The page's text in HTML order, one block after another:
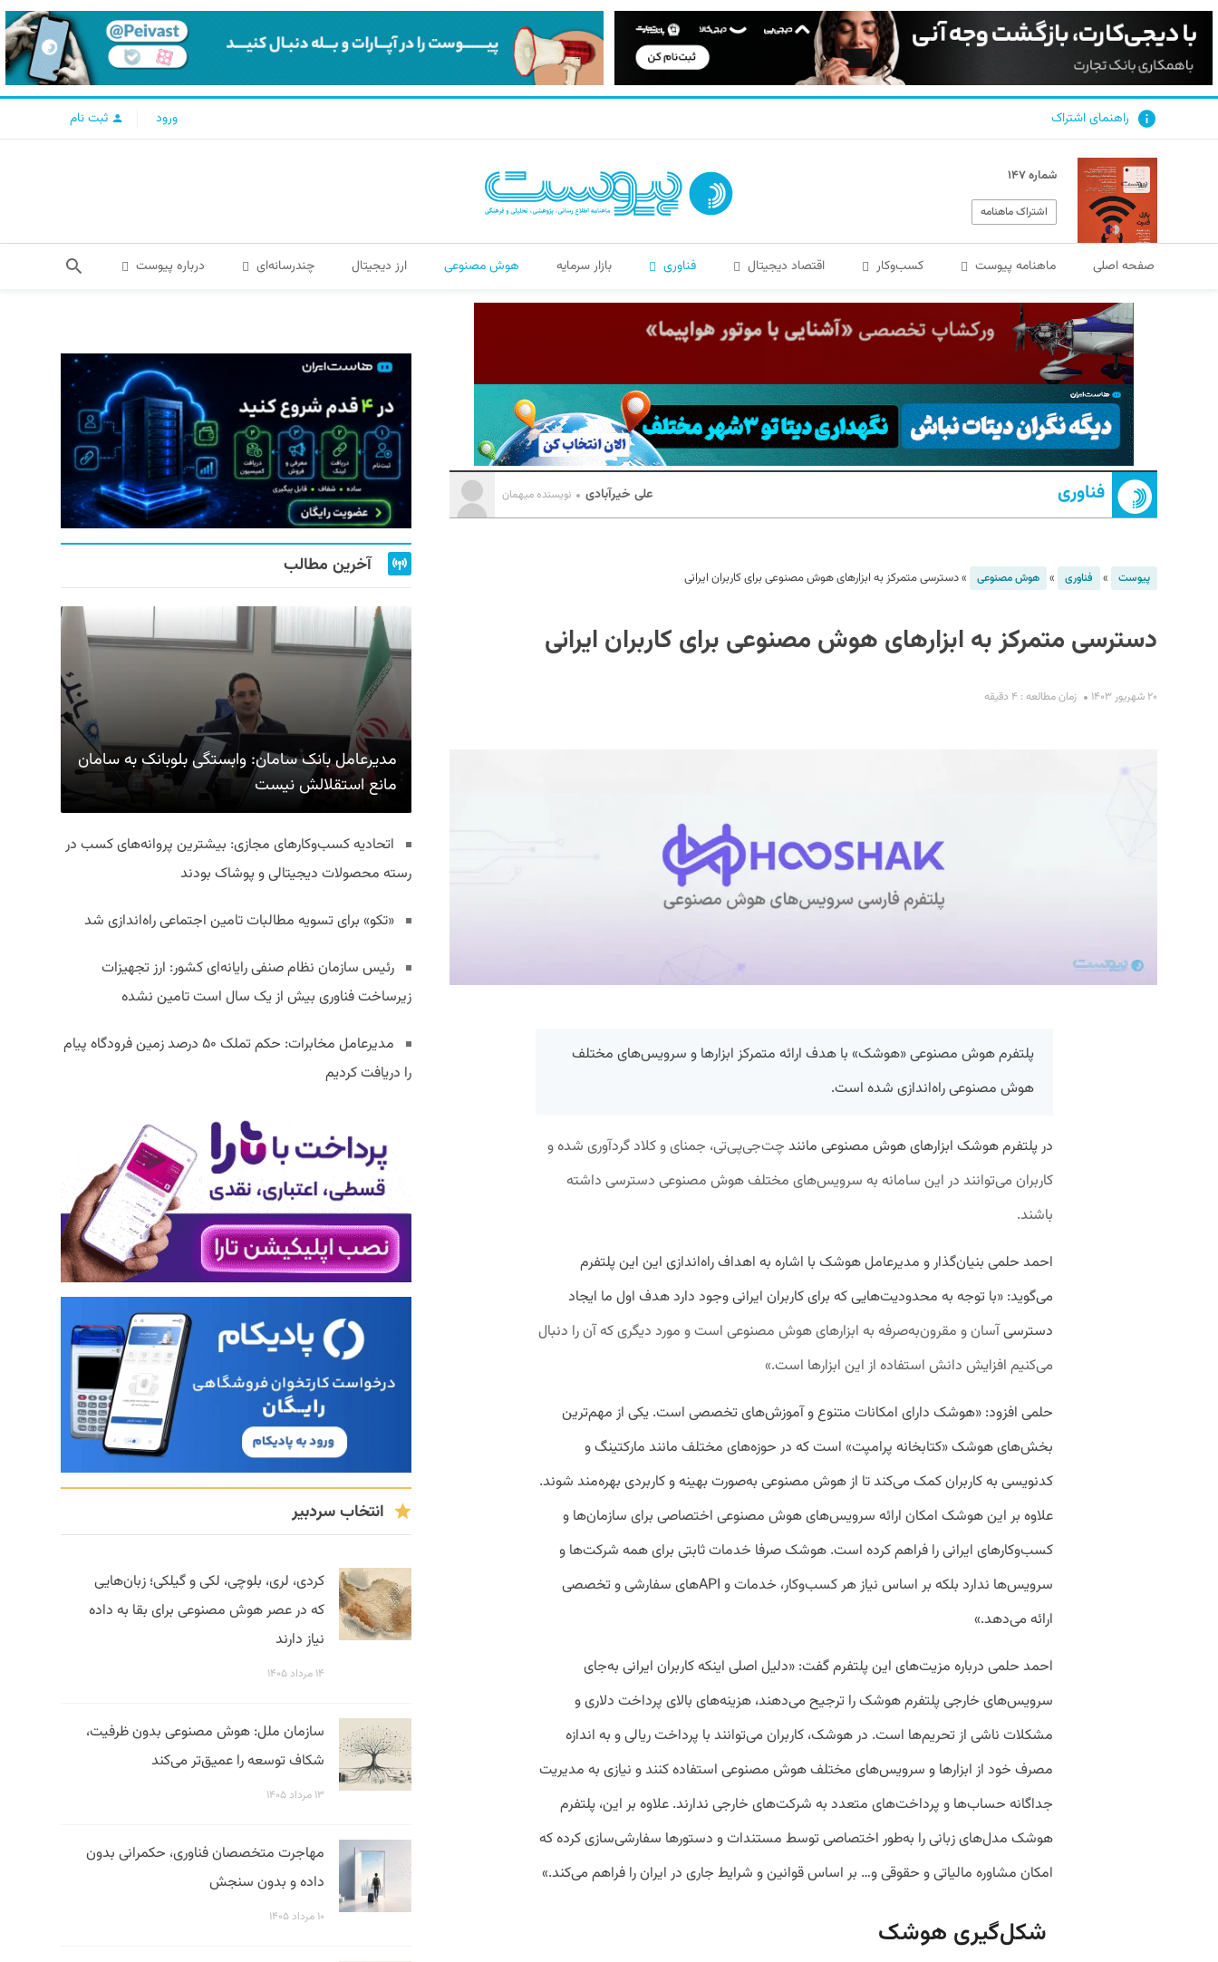
راهنمای اشتراک ورود ثبت نام
شماره ۱۴۷
اشتراک ماهنامه
صفحه اصلی ماهنامه پیوست کسب‌و‌کار اقتصاد دیجیتال فناوری بازار سرمایه هوش مصنوعی ارز دیجیتال چندرسانه‌ای درباره پیوست
فناوری علی خیرآبادی نویسنده میهمان
پیوست » فناوری » هوش مصنوعی »دسترسی متمرکز به ابزارهای هوش مصنوعی برای کاربران ایرانی
دسترسی متمرکز به ابزارهای هوش مصنوعی برای کاربران ایرانی
۲۰ شهریور ۱۴۰۳ زمان مطالعه : ۴ دقیقه
پلتفرم هوش‌ مصنوعی «هوشک» با هدف ارائه متمرکز ابزارها و سرویس‌های مختلف
هوش مصنوعی راه‌اندازی شده است.
در پلتفرم هوشک ابزارهای هوش مصنوعی مانند چت‌جی‌پی‌تی، جمنای و کلاد گردآوری شده و
کاربران می‌توانند در این سامانه به سرویس‌های مختلف هوش مصنوعی دسترسی داشته
باشند.
احمد حلمی بنیان‌گذار و مدیرعامل هوشک با اشاره به اهداف راه‌اندازی این این پلتفرم
می‌گوید: «با توجه به محدودیت‌هایی که برای کاربران ایرانی وجود دارد هدف اول ما ایجاد
دسترسیآسان و مقرون‌به‌صرفه به ابزارهای هوش مصنوعی است و مورد دیگری که آن را دنبال
می‌کنیم افزایش دانش استفاده از این ابزارها است.»
حلمی افزود: «هوشک دارای امکانات متنوع و آموزش‌های تخصصی است. یکی از مهم‌ترین
بخش‌های هوشک «کتابخانه پرامپت» است که در حوزه‌های مختلف مانند مارکتینگ و
کدنویسی به کاربران کمک می‌کند تا از هوش مصنوعی به‌صورت بهینه و کاربردی بهره‌مند شوند.
علاوه بر این هوشک امکان ارائه سرویس‌های هوش مصنوعی اختصاصی برای سازمان‌ها و
کسب‌وکارهای ایرانی را فراهم کرده‌ است. هوشک صرفا خدمات ثابتی برای همه شرکت‌ها و
سرویس‌ها ندارد بلکه بر اساس نیاز هر کسب‌وکار، خدمات و APIهای سفارشی و تخصصی
ارائه می‌دهد.»
احمد حلمی درباره مزیت‌های این پلتفرم گفت: «دلیل اصلی اینکه کاربران ایرانی به‌جای
سرویس‌های خارجی پلتفرم هوشک را ترجیح می‌دهند، هزینه‌های بالای پرداخت دلاری و
مشکلات ناشی از تحریم‌ها است. در هوشک، کاربران می‌توانند با پرداخت ریالی و به اندازه
مصرف خود از ابزارها و سرویس‌های مختلف هوش مصنوعی استفاده کنند و نیازی به مدیریت
جداگانه حساب‌ها و پرداخت‌های متعدد به شرکت‌های خارجی ندارند. علاوه بر این، پلتفرم
هوشک مدل‌های زبانی را به‌طور اختصاصی توسط مستندات و دستورها سفارشی‌سازی کرده که
امکان مشاوره مالیاتی و حقوقی و… بر اساس قوانین و شرایط جاری در ایران را فراهم می‌کند.»
شکل‌گیری هوشک
آخرین مطالب
مدیرعامل بانک سامان: وابستگی بلوبانک به سامان
مانع استقلالش نیست
اتحادیه کسب‌وکارهای مجازی: بیشترین پروانه‌های کسب در
رسته محصولات دیجیتالی و پوشاک بودند
«تکو» برای تسویه مطالبات تامین اجتماعی راه‌اندازی شد
رئیس سازمان نظام صنفی رایانه‌ای کشور: ارز تجهیزات
زیرساخت فناوری بیش از یک سال است تامین نشده
مدیرعامل مخابرات: حکم تملک ۵۰ درصد زمین فرودگاه پیام
را دریافت کردیم
انتخاب سردبیر
کردی، لری، بلوچی، لکی و گیلکی؛ زبان‌هایی
که در عصر هوش مصنوعی برای بقا به داده
نیاز دارند
۱۴ مرداد ۱۴۰۵
سازمان ملل: هوش مصنوعی بدون ظرفیت،
شکاف توسعه را عمیق‌تر می‌کند
۱۳ مرداد ۱۴۰۵
مهاجرت متخصصان فناوری، حکمرانی بدون
داده و بدون سنجش
۱۰ مرداد ۱۴۰۵